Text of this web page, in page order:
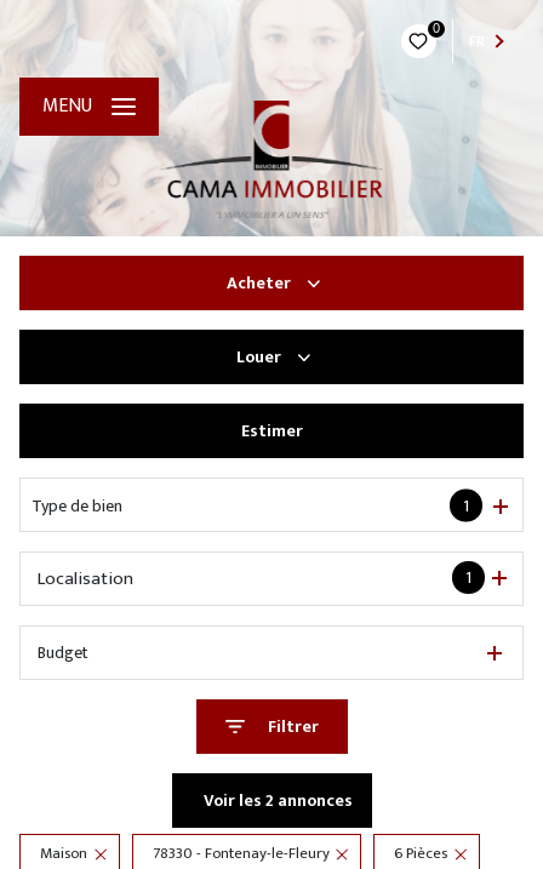
0
MENU
Acheter
Louer
Estimer
Type de bien 1
1
Localisation
Budget
Filtrer
Voir les2 annonces
Maison 78330 - Fontenay-le-Fleury 6 Pièces